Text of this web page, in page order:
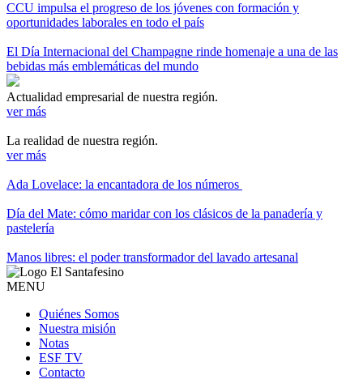
CCU impulsa el progreso de los jóvenes con formación y
oportunidades laborales en todo el país
El Día Internacional del Champagne rinde homenaje a una de las
bebidas más emblemáticas del mundo
Actualidad empresarial de nuestra región.
ver más
La realidad de nuestra región.
ver más
Ada Lovelace: la encantadora de los números
Día del Mate: cómo maridar con los clásicos de la panadería y
pastelería
Manos libres: el poder transformador del lavado artesanal
MENU
Quiénes Somos
Nuestra misión
Notas
ESF TV
Contacto